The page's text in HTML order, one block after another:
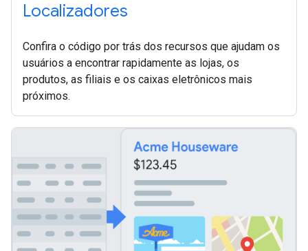
Localizadores
Confira o código por trás dos recursos que ajudam os
usuários a encontrar rapidamente as lojas, os
produtos, as filiais e os caixas eletrônicos mais
próximos.